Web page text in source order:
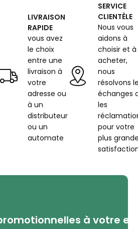
LIVRAISON
RAPIDE
vous avez
le choix
entre une
livraison à
votre
adresse ou
à un
distributeur
ou un
automate
SERVICE
CLIENTÈLE
Nous vous
aidons à
choisir et à
acheter,
nous
résolvons
échanges
les
pour votre
plus
à votre